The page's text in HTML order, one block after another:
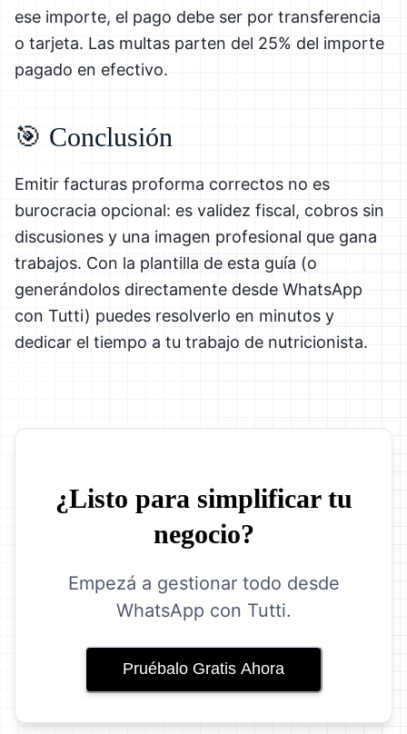
ese importe, el pago debe ser por transferencia
o tarjeta. Las multas parten del 25% del importe
pagado en efectivo.
🎯 Conclusión
Emitir facturas proforma correctos no es
burocracia opcional: es validez fiscal, cobros sin
discusiones y una imagen profesional que gana
trabajos. Con la plantilla de esta guía (o
generándolos directamente desde WhatsApp
con Tutti) puedes resolverlo en minutos y
dedicar el tiempo a tu trabajo de nutricionista.
¿Listo para simplificar tu
negocio?
Empezá a gestionar todo desde
WhatsApp con Tutti.
Pruébalo Gratis Ahora